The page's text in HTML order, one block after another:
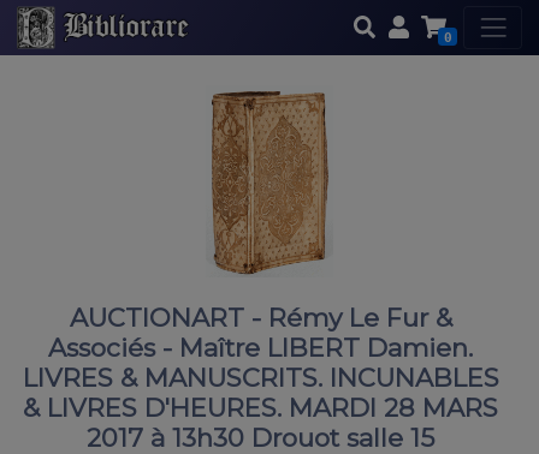
0
AUCTIONART - Rémy Le Fur &
Associés - Maître LIBERT Damien.
LIVRES & MANUSCRITS. INCUNABLES
& LIVRES D'HEURES. MARDI 28 MARS
2017 à 13h30 Drouot salle 15